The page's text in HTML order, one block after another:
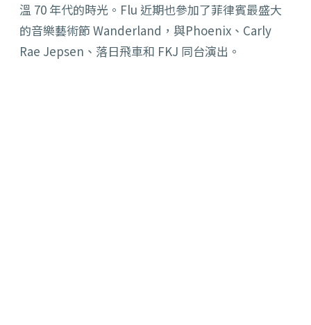
溫 70 年代的時光。Flu 近期也參加了菲律賓最盛大
的音樂藝術節 Wanderland，與Phoenix、Carly
Rae Jepsen、落日飛車和 FKJ 同台演出。